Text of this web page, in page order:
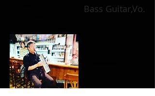
Bass Guitar,Vo.